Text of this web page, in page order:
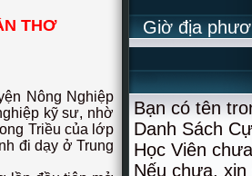
THƠ
Nông Nghiệp
kỹ sư, nhờ
Triều của lớp
đi dạy ở Trung
Giờ địa
Bạn có tên
Danh Sách
Học Viên
Nếu chưa, xin